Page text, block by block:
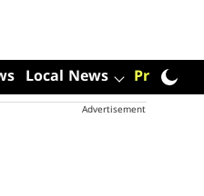
Local News Premium
Advertisement